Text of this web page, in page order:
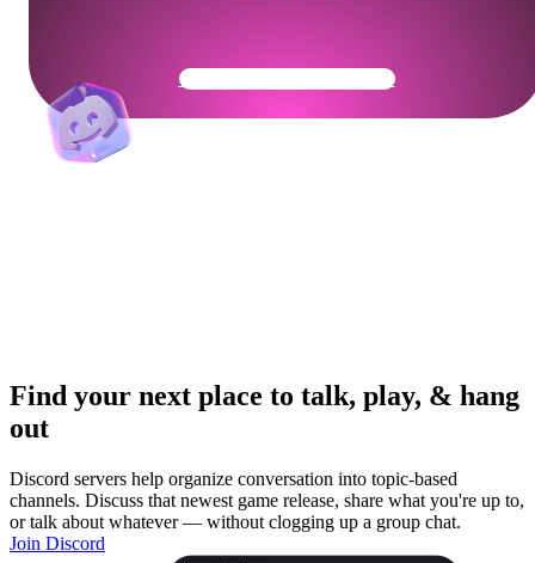
Get Your Community Ready
Find your next place to talk, play, & hang
out
Discord servers help organize conversation into topic-based
channels. Discuss that newest game release, share what you're up to,
or talk about whatever — without clogging up a group chat.
Join Discord